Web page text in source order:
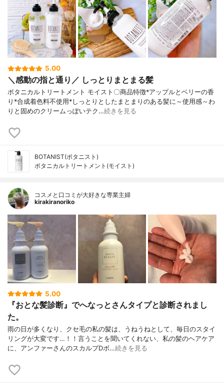
5.00
＼感動の指と通り／ しっとりまとまる髪
ボタニカルトリートメント モイスト〇商品特徴*アップルとベリーの香
り*合成着色料不使用*しっとりとしたまとまりのある髪に～使用感～わ
りと固めのクリームっぽいテク…続きを見る
BOTANIST(ボタニスト)
ボタニカルトリートメント(モイスト)
コスメと口コミが大好きな専業主婦
kirakiranoriko
5.00
『おとな髪診断』でへなっとさんタイプと診断されまし
た。
雨の日が多くなり、クセ毛の私の髪は、うねうねとして、毎日のスタイ
リングが大変です…！！言うことを聞いてくれない、私の髪のヘアケア
に、アンファーさんのスカルプDボ…続きを見る